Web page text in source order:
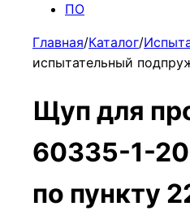
ПО
Главная/Каталог/
испытательный
Щуп для
60335-1-
по пункту